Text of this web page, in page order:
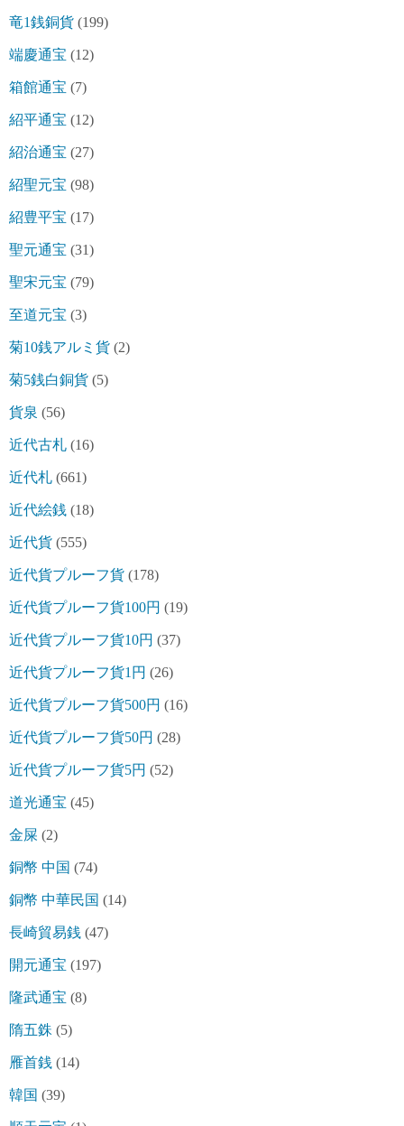
竜1銭銅貨 (199)
端慶通宝 (12)
箱館通宝 (7)
紹平通宝 (12)
紹治通宝 (27)
紹聖元宝 (98)
紹豊平宝 (17)
聖元通宝 (31)
聖宋元宝 (79)
至道元宝 (3)
菊10銭アルミ貨 (2)
菊5銭白銅貨 (5)
貨泉 (56)
近代古札 (16)
近代札 (661)
近代絵銭 (18)
近代貨 (555)
近代貨プルーフ貨 (178)
近代貨プルーフ貨100円 (19)
近代貨プルーフ貨10円 (37)
近代貨プルーフ貨1円 (26)
近代貨プルーフ貨500円 (16)
近代貨プルーフ貨50円 (28)
近代貨プルーフ貨5円 (52)
道光通宝 (45)
金屎 (2)
銅幣 中国 (74)
銅幣 中華民国 (14)
長崎貿易銭 (47)
開元通宝 (197)
隆武通宝 (8)
隋五銖 (5)
雁首銭 (14)
韓国 (39)